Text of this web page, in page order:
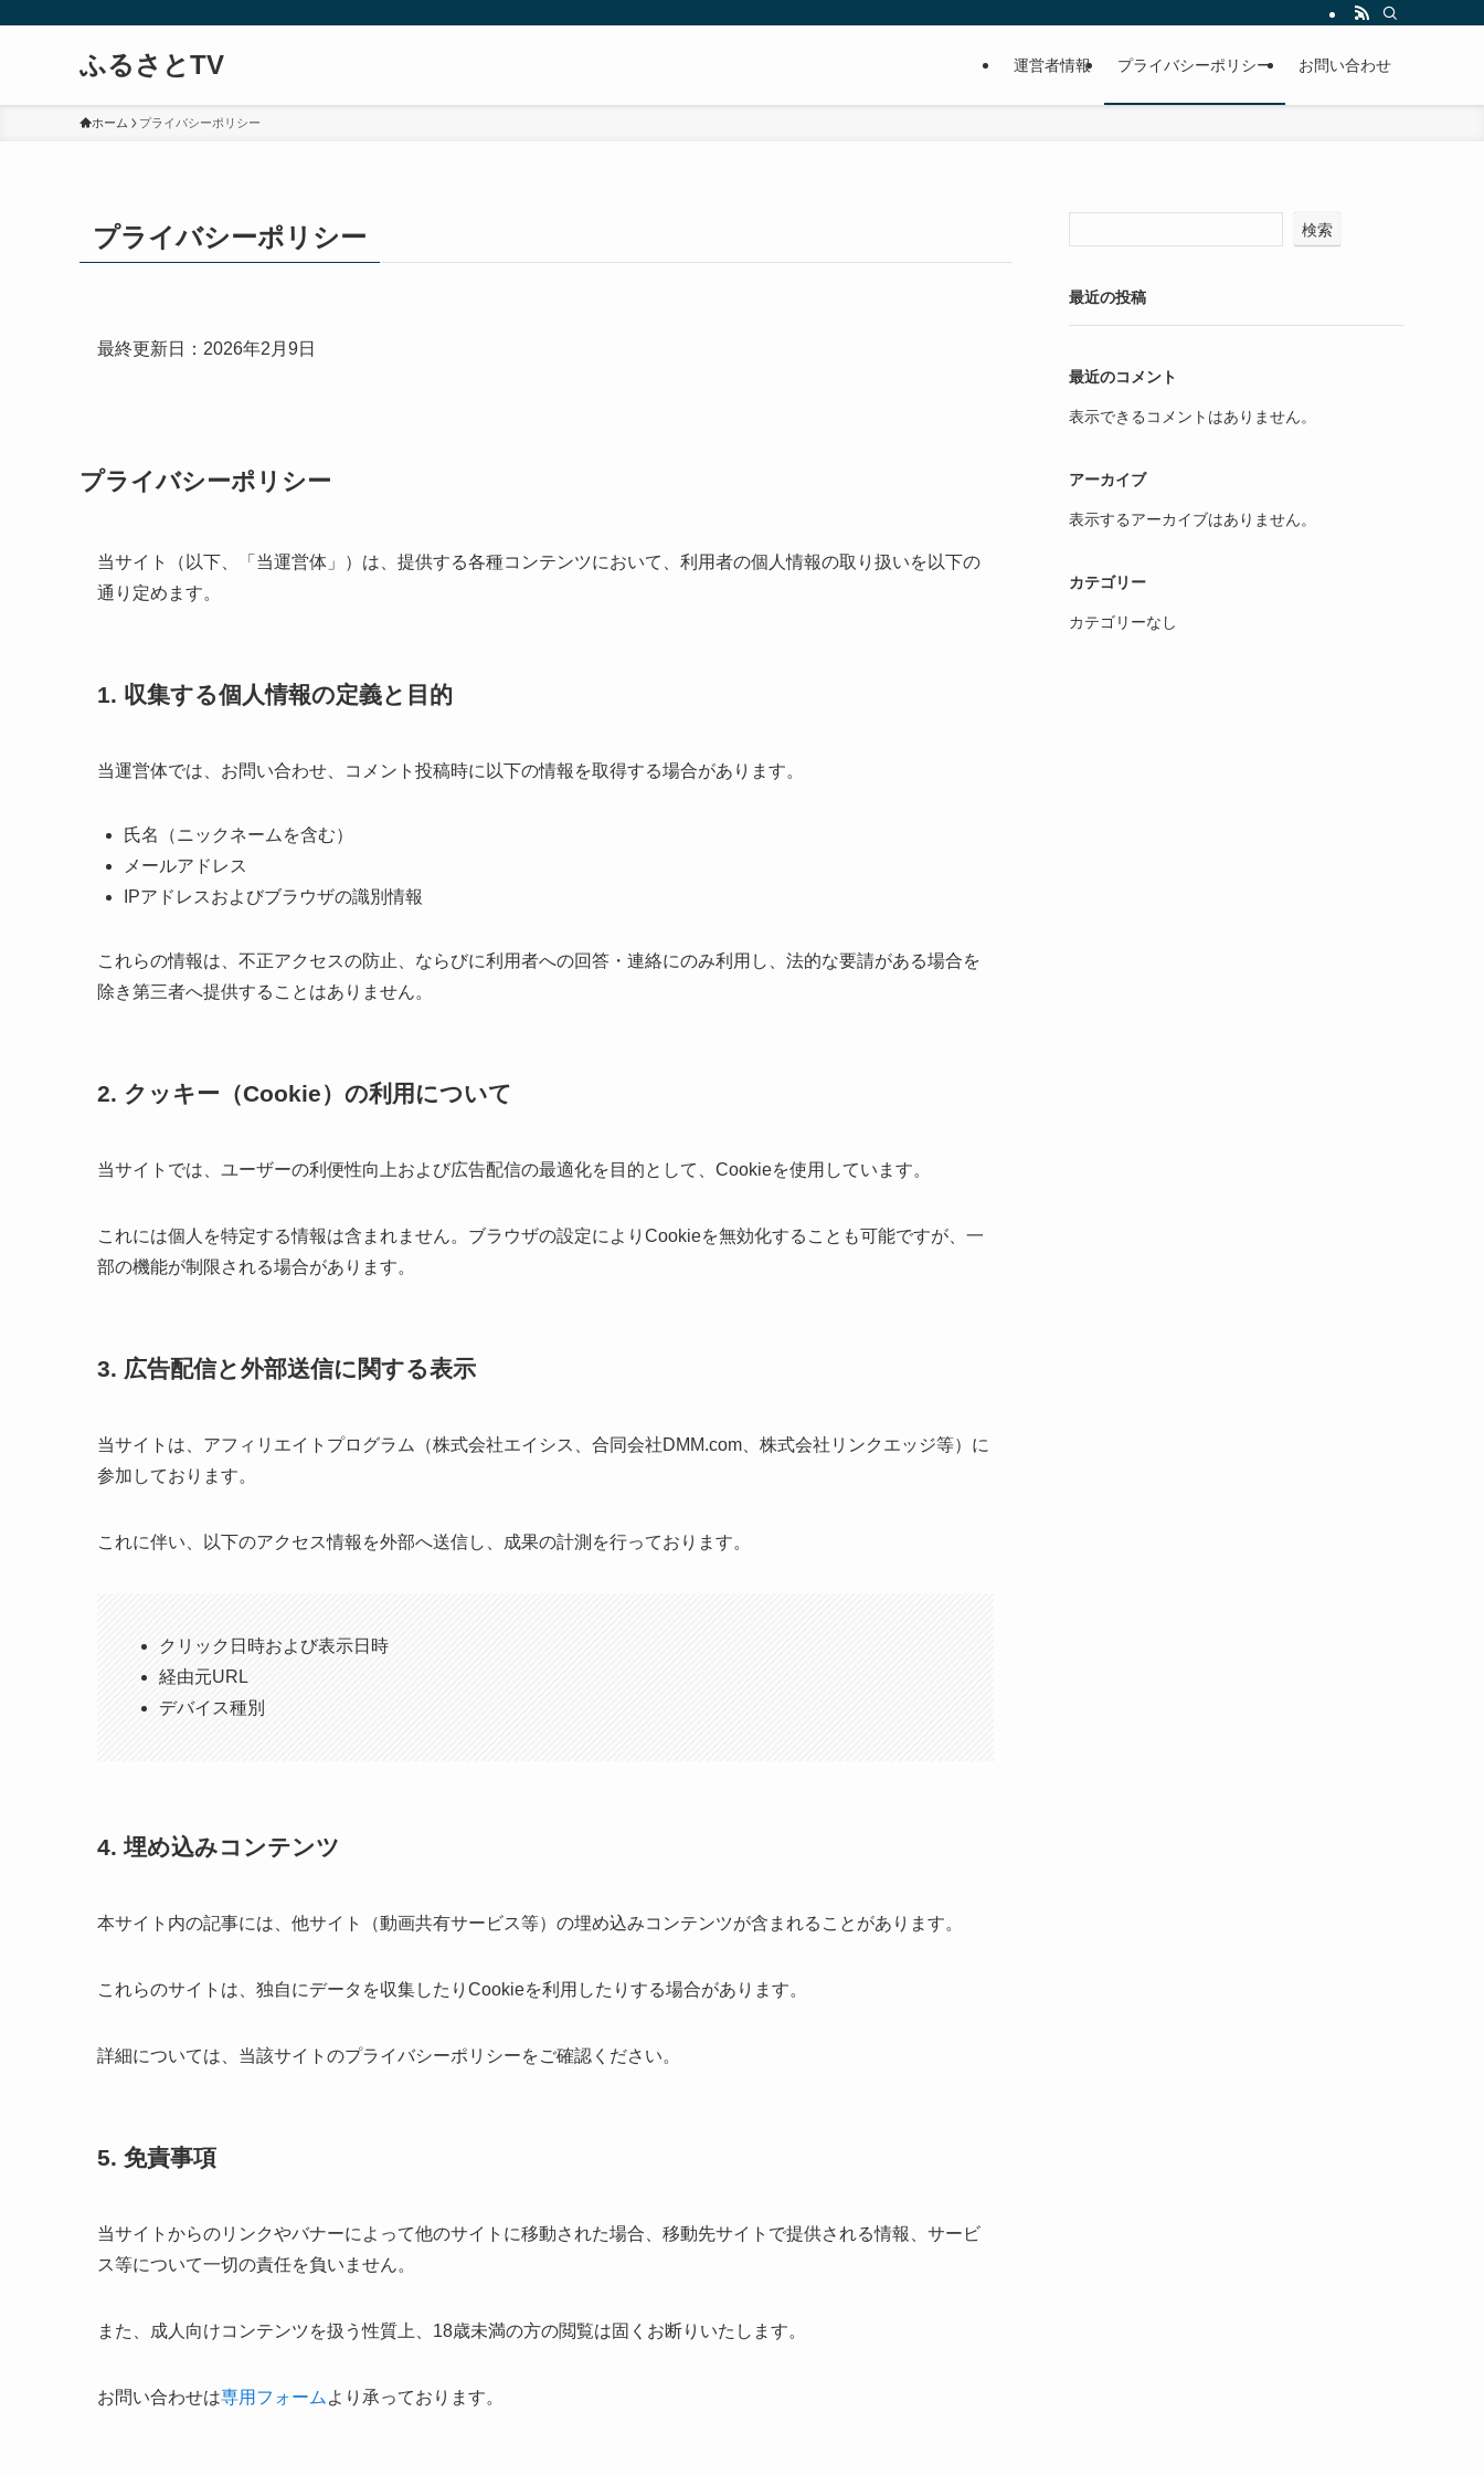
ふるさとTV 運営者情報 プライバシーポリシー お問い合わせ
ホーム プライバシーポリシー
プライバシーポリシー
最終更新日：2026年2月9日
プライバシーポリシー
当サイト（以下、「当運営体」）は、提供する各種コンテンツにおいて、利用者の個人情報の取り扱いを以下の
通り定めます。
1. 収集する個人情報の定義と目的
当運営体では、お問い合わせ、コメント投稿時に以下の情報を取得する場合があります。
氏名（ニックネームを含む）
メールアドレス
IPアドレスおよびブラウザの識別情報
これらの情報は、不正アクセスの防止、ならびに利用者への回答・連絡にのみ利用し、法的な要請がある場合を
除き第三者へ提供することはありません。
2. クッキー（Cookie）の利用について
当サイトでは、ユーザーの利便性向上および広告配信の最適化を目的として、Cookieを使用しています。
これには個人を特定する情報は含まれません。ブラウザの設定によりCookieを無効化することも可能ですが、一
部の機能が制限される場合があります。
3. 広告配信と外部送信に関する表示
当サイトは、アフィリエイトプログラム（株式会社エイシス、合同会社DMM.com、株式会社リンクエッジ等）に
参加しております。
これに伴い、以下のアクセス情報を外部へ送信し、成果の計測を行っております。
クリック日時および表示日時
経由元URL
デバイス種別
4. 埋め込みコンテンツ
本サイト内の記事には、他サイト（動画共有サービス等）の埋め込みコンテンツが含まれることがあります。
これらのサイトは、独自にデータを収集したりCookieを利用したりする場合があります。
詳細については、当該サイトのプライバシーポリシーをご確認ください。
5. 免責事項
当サイトからのリンクやバナーによって他のサイトに移動された場合、移動先サイトで提供される情報、サービ
ス等について一切の責任を負いません。
また、成人向けコンテンツを扱う性質上、18歳未満の方の閲覧は固くお断りいたします。
お問い合わせは専用フォーム より承っております。
検索
最近の投稿
最近のコメント
表示できるコメントはありません。
アーカイブ
表示するアーカイブはありません。
カテゴリー
カテゴリーなし